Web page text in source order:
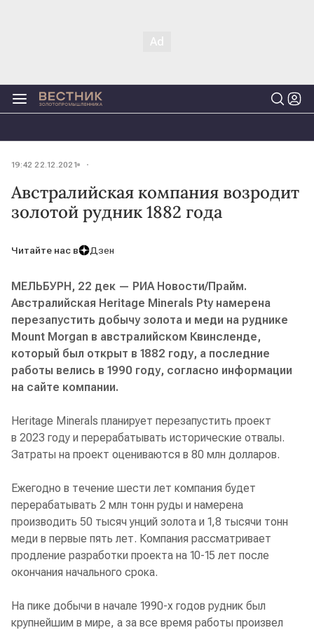
19:42 22.12.2021
Австралийская компания возродит
золотой рудник 1882 года
Читайте нас в Дзен
МЕЛЬБУРН, 22 дек — РИА Новости/Прайм.
Австралийская Heritage Minerals Pty намерена
перезапустить добычу золота и меди на руднике
Mount Morgan в австралийском Квинсленде,
который был открыт в 1882 году, а последние
работы велись в 1990 году, согласно информации
на сайте компании.
Heritage Minerals планирует перезапустить проект
в 2023 году и перерабатывать исторические отвалы.
Затраты на проект оцениваются в 80 млн долларов.
Ежегодно в течение шести лет компания будет
перерабатывать 2 млн тонн руды и намерена
производить 50 тысяч унций золота и 1,8 тысячи тонн
меди в первые пять лет. Компания рассматривает
продление разработки проекта на 10-15 лет после
окончания начального срока.
На пике добычи в начале 1990-х годов рудник был
крупнейшим в мире, а за все время работы произвел